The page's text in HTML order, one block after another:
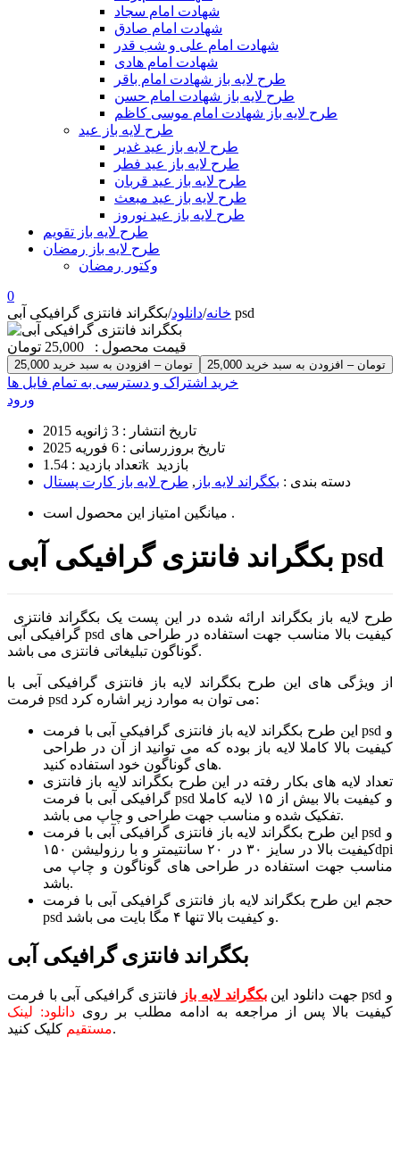
شهادت امام سجاد
شهادت امام صادق
شهادت امام علی و شب قدر
شهادت امام هادی
طرح لایه باز شهادت امام باقر
طرح لایه باز شهادت امام حسن
طرح لایه باز شهادت امام موسی کاظم
طرح لایه باز عید
طرح لایه باز عید غدیر
طرح لایه باز عید فطر
طرح لایه باز عید قربان
طرح لایه باز عید مبعث
طرح لایه باز عید نوروز
طرح لایه باز تقویم
طرح لایه باز رمضان
وکتور رمضان
0
خانه/دانلود/ بکگراند فانتزی گرافیکی آبی psd
قیمت محصول : 25,000 تومان
25,000 تومان – افزودن به سبد خرید
خرید اشتراک و دسترسی به تمام فایل ها
ورود
تاریخ انتشار : 3 ژانویه 2015
تاریخ بروزرسانی : 6 فوریه 2025
تعداد بازدید :
1.54k بازدید
دسته بندی : بکگراند لایه باز , طرح لایه باز کارت پستال
میانگین امتیاز این محصول است .
بکگراند فانتزی گرافیکی آبی psd
گرافیکی آبی psd کیفیت بالا مناسب جهت استفاده در طراحی های
گوناگون تبلیغاتی فانتزی می باشد.
از ویژگی های این طرح بکگراند لایه باز فانتزی گرافیکی آبی با
فرمت psd می توان به موارد زیر اشاره کرد:
این طرح بکگراند لایه باز فانتزی گرافیکی آبی با فرمت psd و
کیفیت بالا کاملا لایه باز بوده که می توانید از آن در طراحی
های گوناگون خود استفاده کنید.
تعداد لایه های بکار رفته در این طرح بکگراند لایه باز فانتزی
گرافیکی آبی با فرمت psd و کیفیت بالا بیش از ۱۵ لایه کاملا
تفکیک شده و مناسب جهت طراحی و چاپ می باشد.
این طرح بکگراند لایه باز فانتزی گرافیکی آبی با فرمت psd و
کیفیت بالا در سایز ۳۰ در ۲۰ سانتیمتر و با رزولیشن ۱۵۰dpi
مناسب جهت استفاده در طراحی های گوناگون و چاپ می
باشد.
حجم این طرح بکگراند لایه باز فانتزی گرافیکی آبی با فرمت
psd و کیفیت بالا تنها ۴ مگا بایت می باشد.
بکگراند فانتزی گرافیکی آبی
جهت دانلود اینبکگراند لایه باز فانتزی گرافیکی آبی با فرمت psd و
کیفیت بالا پس از مراجعه به ادامه مطلب بر روی دانلود: لینک
مستقیمکلیک کنید.